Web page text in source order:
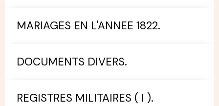
MARIAGES EN L'ANNEE 1822.
DOCUMENTS DIVERS.
REGISTRES MILITAIRES ( I ).